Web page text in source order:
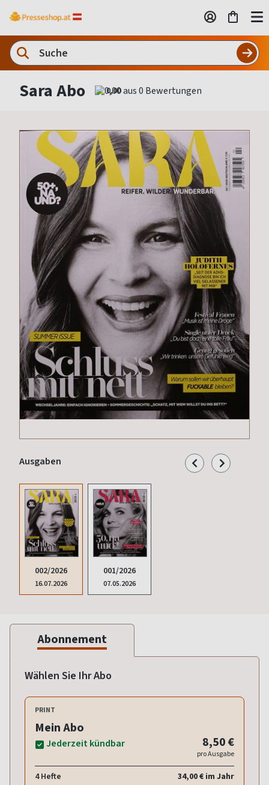
Sara Abo 0,00
Ausgaben
002/2026
16.07.2026
001/2026
07.05.2026
Abonnement
Wählen Sie Ihr Abo
PRINT
Mein Abo
Jederzeit kündbar 8,50 €
pro Ausgabe
4 Hefte 34,00 € im Jahr